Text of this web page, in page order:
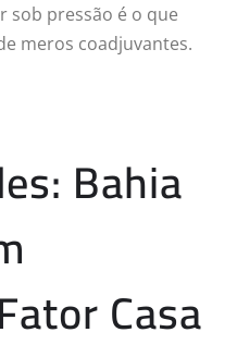
sob pressão é o que
meros coadjuvantes.
Bahia
Casa